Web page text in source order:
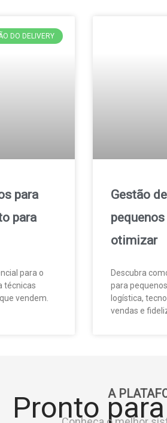
DO DELIVERY
para
para
para o
técnicas
vendem.
Gestão
otimizar
Descubra
para
logística,
vendas e
A
Pronto